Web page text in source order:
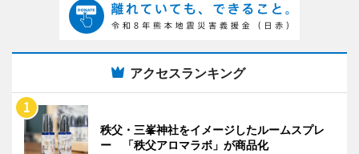
アクセスランキング
秩父・三峯神社をイメージしたルームスプレ
ー 「秩父アロマラボ」が商品化